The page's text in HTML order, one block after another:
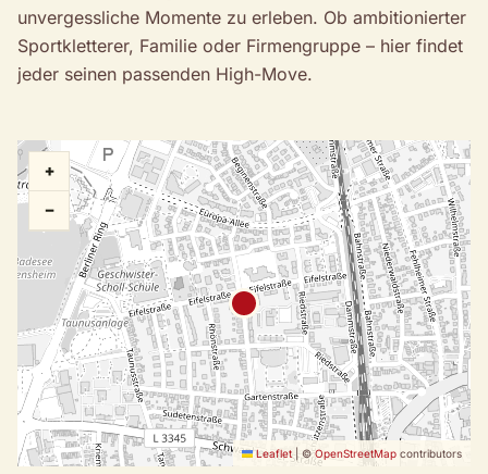
unvergessliche Momente zu erleben. Ob ambitionierter
Sportkletterer, Familie oder Firmengruppe – hier findet
jeder seinen passenden High-Move.
+
−
Leaflet | ©OpenStreetMap contributors